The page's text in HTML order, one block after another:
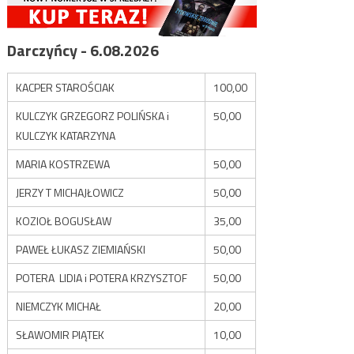
Darczyńcy - 6.08.2026
KACPER STAROŚCIAK
100,00
KULCZYK GRZEGORZ POLIŃSKA i
KULCZYK KATARZYNA
50,00
MARIA KOSTRZEWA
50,00
JERZY T MICHAJŁOWICZ
50,00
KOZIOŁ BOGUSŁAW
35,00
PAWEŁ ŁUKASZ ZIEMIAŃSKI
50,00
POTERA LIDIA i POTERA KRZYSZTOF
50,00
NIEMCZYK MICHAŁ
20,00
SŁAWOMIR PIĄTEK
10,00